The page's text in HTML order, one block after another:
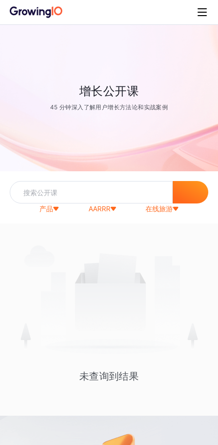
增长公开课
45 分钟深入了解用户增长方法论和实战案例
产品 AARRR 在线旅游
未查询到结果